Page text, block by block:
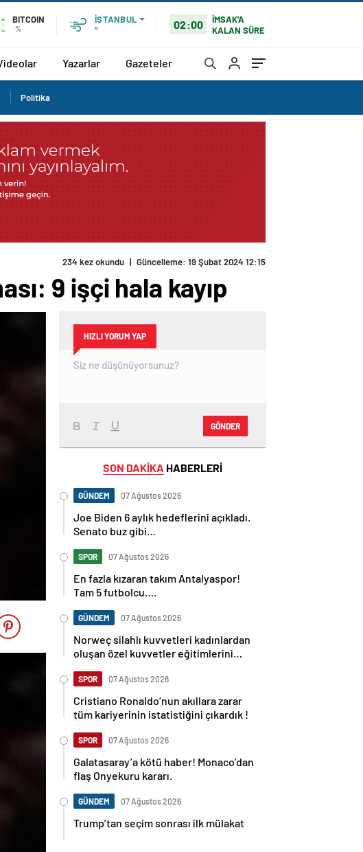
BITCOIN
%
İSTANBUL
°
02:00
İMSAK'A
KALAN SÜRE
Yazarlar Gazeteler
Politika
9 işçi hala kayıp
HIZLI YORUM YAP
GÖNDER
SON DAKİKA HABERLERİ
GÜNDEM 07 Ağustos 2026
Joe Biden 6 aylık hedeflerini açıkladı.
Senato buz gibi…
SPOR 07 Ağustos 2026
En fazla kızaran takım Antalyaspor!
Tam 5 futbolcu….
GÜNDEM 07 Ağustos 2026
Norweç silahlı kuvvetleri kadınlardan
oluşan özel kuvvetler eğitimlerini
SPOR 07 Ağustos 2026
Cristiano Ronaldo’nun akıllara zarar
tüm kariyerinin istatistiğini çıkardık !
SPOR 07 Ağustos 2026
Galatasaray’a kötü haber! Monaco’dan
flaş Onyekuru kararı.
GÜNDEM 07 Ağustos 2026
Trump’tan seçim sonrası ilk mülakat